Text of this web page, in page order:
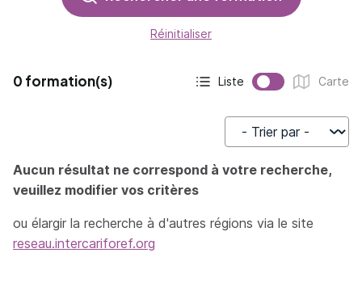
Réinitialiser
0 formation(s)
Affichage actif :
Liste
Affichage :
Carte
Trier par
Aucun résultat ne correspond à votre recherche,
veuillez modifier vos critères
ou élargir la recherche à d'autres régions via le site
reseau.intercariforef.org